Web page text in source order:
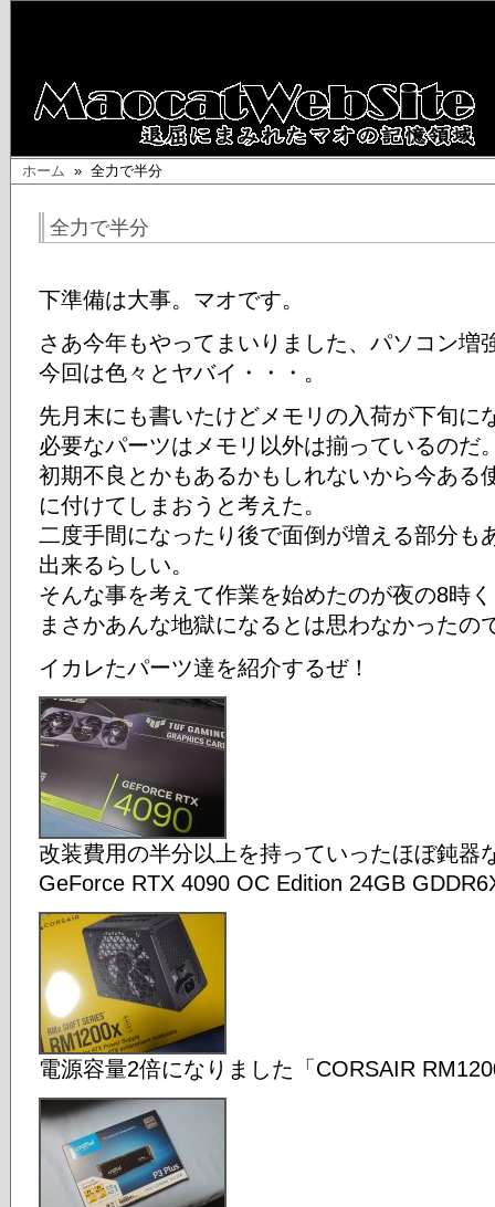
ホーム » 全力で半分
全力で半分
下準備は大事。マオです。
さあ今年もやってまいりました、パソコン増
今回は色々とヤバイ・・・。
先月末にも書いたけどメモリの入荷が下旬に
必要なパーツはメモリ以外は揃っているのだ
初期不良とかもあるかもしれないから今ある
に付けてしまおうと考えた。
二度手間になったり後で面倒が増える部分も
出来るらしい。
そんな事を考えて作業を始めたのが夜の8時
まさかあんな地獄になるとは思わなかったの
イカレたパーツ達を紹介するぜ！
改装費用の半分以上を持っていったほぼ鈍器
GeForce RTX 4090 OC Edition 24GB
電源容量2倍になりました「CORSAIR